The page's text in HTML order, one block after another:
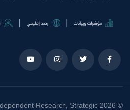
Independent Research, Strategic